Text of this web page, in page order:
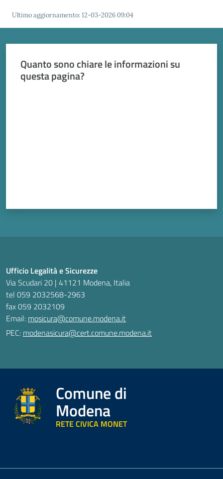
Ultimo aggiornamento:12-03-2026 09:04
Quanto sono chiare le informazioni su
questa pagina?
Ufficio Legalità e Sicurezze
Via Scudari 20 | 41121 Modena, Italia
tel 059 2032568-2963
fax 059 2032109
Email: mosicura@comune.modena.it
PEC: modenasicura@cert.comune.modena.it
Comune di
Modena
RETE CIVICA MONET